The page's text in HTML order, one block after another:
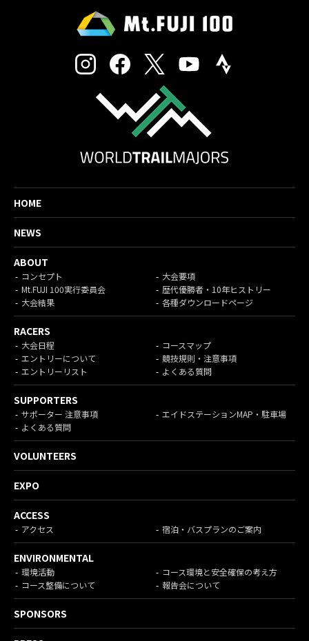
HOME
NEWS
ABOUT
コンセプト
大会要項
Mt.FUJI 100実行委員会
歴代優勝者・10年ヒストリー
大会結果
各種ダウンロードページ
RACERS
大会日程
コースマップ
エントリーについて
競技規則・注意事項
エントリーリスト
よくある質問
SUPPORTERS
サポーター 注意事項
エイドステーションMAP・駐車場
よくある質問
VOLUNTEERS
EXPO
ACCESS
アクセス 宿泊・バスプランのご案内
ENVIRONMENTAL
環境活動
コース環境と安全確保の考え方
コース整備について
報告会について
SPONSORS